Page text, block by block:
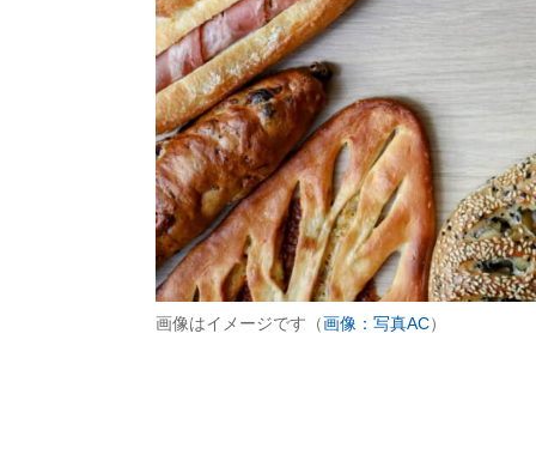
画像はイメージです（画像：写真AC）